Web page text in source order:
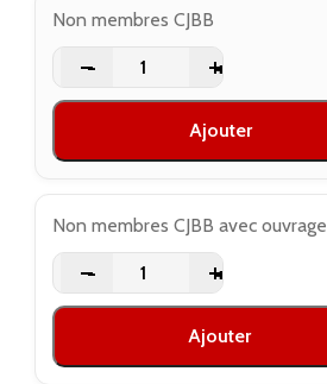
Non membres CJBB
- +
Ajouter
Non membres CJBB avec ouvrage
- +
Ajouter